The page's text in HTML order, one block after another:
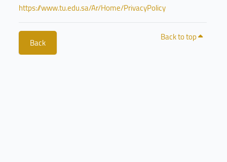
https://www.tu.edu.sa/Ar/Home/PrivacyPolicy
Back Back to top